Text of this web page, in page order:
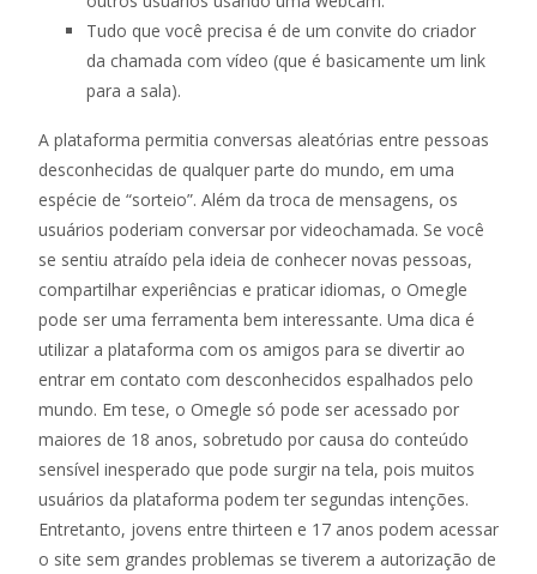
Tudo que você precisa é de um convite do criador
da chamada com vídeo (que é basicamente um link
para a sala).
A plataforma permitia conversas aleatórias entre pessoas
desconhecidas de qualquer parte do mundo, em uma
espécie de “sorteio”. Além da troca de mensagens, os
usuários poderiam conversar por videochamada. Se você
se sentiu atraído pela ideia de conhecer novas pessoas,
compartilhar experiências e praticar idiomas, o Omegle
pode ser uma ferramenta bem interessante. Uma dica é
utilizar a plataforma com os amigos para se divertir ao
entrar em contato com desconhecidos espalhados pelo
mundo. Em tese, o Omegle só pode ser acessado por
maiores de 18 anos, sobretudo por causa do conteúdo
sensível inesperado que pode surgir na tela, pois muitos
usuários da plataforma podem ter segundas intenções.
Entretanto, jovens entre thirteen e 17 anos podem acessar
o site sem grandes problemas se tiverem a autorização de